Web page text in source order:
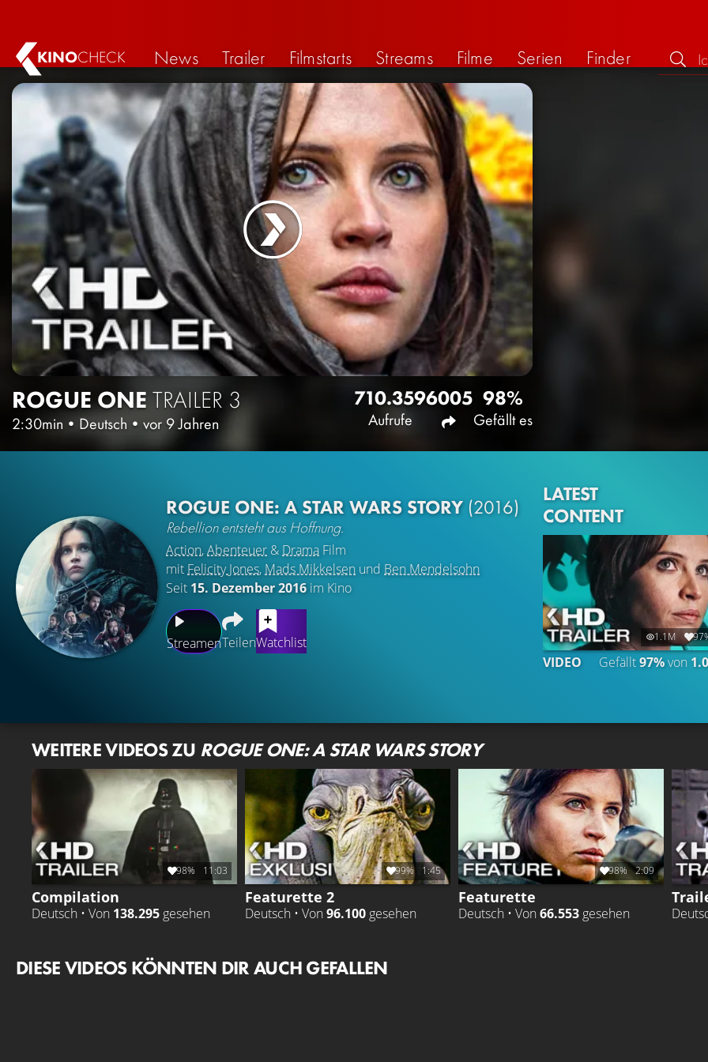
KINOCHECK News Trailer Filmstarts Streams Filme Serien Finder
ROGUE ONE TRAILER 3
2:30min • Deutsch • vor 9 Jahren
710.359
Aufrufe
6005 98%
Gefällt es
ROGUE ONE: A STAR WARS STORY (2016)
Rebellion entsteht aus Hoffnung.
Action,Abenteuer & Drama Film
mit Felicity Jones, Mads Mikkelsen und Ben Mendelsohn
Seit 15. Dezember 2016im Kino
StreamenTeilenWatchlist
LATEST
CONTENT
1.1M
VIDEO Gefällt97%von
WEITERE VIDEOS ZU ROGUE ONE: A STAR WARS STORY
98% 11:03
Compilation
Deutsch • Von 138.295 gesehen
99% 1:45
Featurette 2
Deutsch • Von 96.100 gesehen
98% 2:09
Featurette
Deutsch • Von 66.553 gesehen
DIESE VIDEOS KÖNNTEN DIR AUCH GEFALLEN